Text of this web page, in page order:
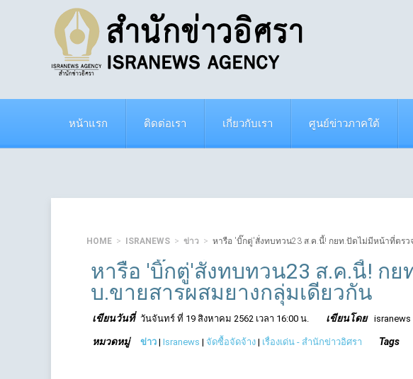
หน้าแรก ติดต่อเรา เกี่ยวกับเรา ศูนย์ข่าวภาคใต้
HOME ISRANEWS ข่าว หารือ 'บิ๊กตู่'สั่งทบทวน23 ส.ค.นี้! กยท.ปัดไม่มีหน้าที่ตรว
หารือ 'บิ๊กตู่'สั่งทบทวน23 ส.ค.นี้! ก
บ.ขายสารผสมยางกลุ่มเดียวกัน
เขียนวันที่ วันจันทร์ ที่ 19 สิงหาคม 2562 เวลา 16:00 น. เขียนโดย isranews
หมวดหมู่ ข่าว | Isranews | จัดซื้อจัดจ้าง | เรื่องเด่น - สำนักข่าวอิศรา Tags